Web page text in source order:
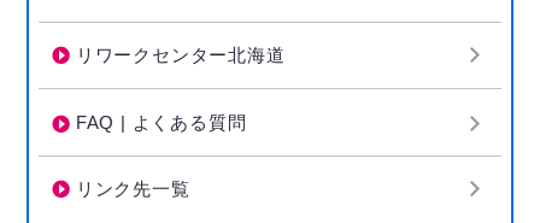
リワークセンター北海道
FAQ | よくある質問
リンク先一覧